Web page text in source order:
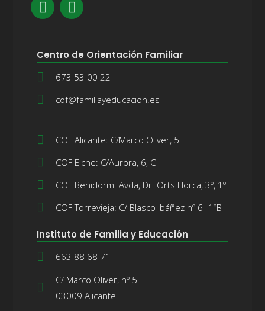
Centro de Orientación Familiar
673 53 00 22
cof@familiayeducacion.es
COF Alicante: C/Marco Oliver, 5
COF Elche: C/Aurora, 6, C
COF Benidorm: Avda, Dr. Orts Llorca, 3º, 1º
COF Torrevieja: C/ Blasco Ibáñez nº 6- 1ºB
Instituto de Familia y Educación
663 88 68 71
C/ Marco Oliver, nº 5
03009 Alicante